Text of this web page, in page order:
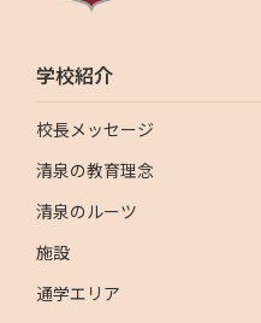
学校紹介
校長メッセージ
清泉の教育理念
清泉のルーツ
施設
通学エリア